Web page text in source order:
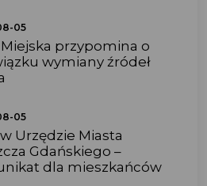
05
Miejska przypomina o
wymiany źródeł
05
Urzędzie Miasta
Gdańskiego –
dla mieszkańców